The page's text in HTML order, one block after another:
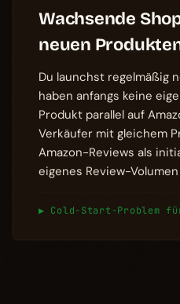
Wachsende
neuen
Du launchst regelmäßig
haben anfangs keine
Produkt parallel auf
Verkäufer mit gleichem
Amazon-Reviews als
eigenes Review-
▶ Cold-Start-Problem